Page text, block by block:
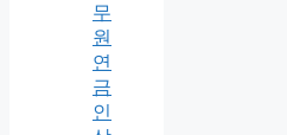
무
원
연
금
인